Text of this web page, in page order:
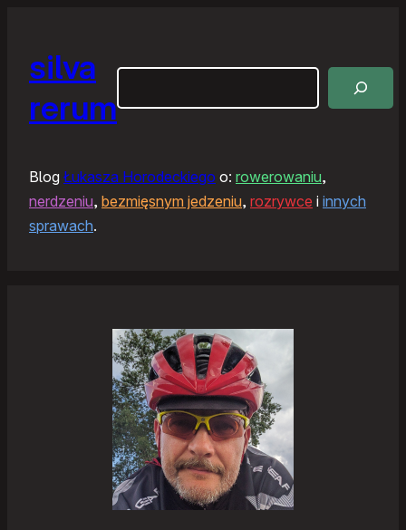
silva
rerum
Blog Łukasza Horodeckiego o: rowerowaniu,
nerdzeniu, bezmięsnym jedzeniu, rozrywce i innych
sprawach.